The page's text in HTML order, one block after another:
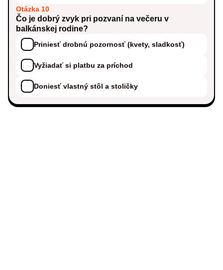
Otázka 10
Čo je dobrý zvyk pri pozvaní na večeru v
balkánskej rodine?
Priniesť drobnú pozornosť (kvety, sladkosť)
Vyžiadať si platbu za príchod
Doniesť vlastný stôl a stoličky